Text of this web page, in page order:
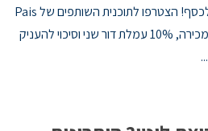
משפיענים? הפכו את הלייקים לכסף! הצטרפו לתוכנית השותפים של Pais
Online ותיהנו מ-20% עמלת מכירה, 10% עמלת דור שני וסיכוי להעניק